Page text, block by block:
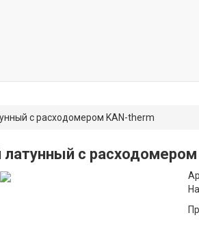
с расходомером KAN-therm
с расходомером